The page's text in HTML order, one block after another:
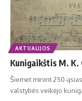
AKTUALIJOS
Kunigaikštis M. K.
Šiemet minint 250-
valstybės veikėjo